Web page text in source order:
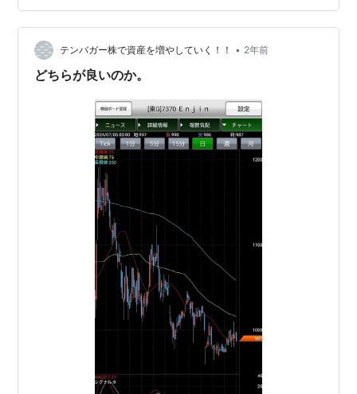
高になりましたが その後は、また少しづつ下がっていま
す。 塩漬け銘柄は、相変わらず、横ばい状態で、売るに
売れない状況です。 さっさと売って、他の銘柄に乗り換
えたいのですが、日経平均もあまり…
テンバガー株で資産を増やしていく！！ • 2年前
どちらが良いのか。